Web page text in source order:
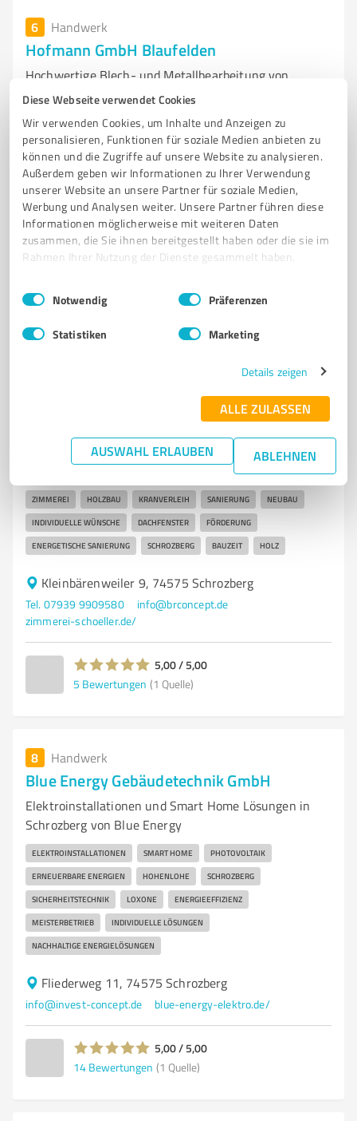
Diese Webseite verwendet Cookies
Wir verwenden Cookies, um Inhalte und Anzeigen zu
personalisieren, Funktionen für soziale Medien anbieten zu
können und die Zugriffe auf unsere Website zu analysieren.
Außerdem geben wir Informationen zu Ihrer Verwendung
unserer Website an unsere Partner für soziale Medien,
Werbung und Analysen weiter. Unsere Partner führen diese
Informationen möglicherweise mit weiteren Daten
zusammen, die Sie ihnen bereitgestellt haben oder die sie im
Rahmen Ihrer Nutzung der Dienste gesammelt haben.
Impressum Datenschutzbestimmungen
Einwilligungsauswahl
Notwendig Präferenzen
Statistiken Marketing
Details zeigen
ALLE ZULASSEN
AUSWAHL ERLAUBEN ABLEHNEN
6 Handwerk
Hofmann GmbH Blaufelden
Hochwertige Blech- und Metallbearbeitung von
Hofmann GmbH in Blaufelden
METALLBAU BLECHBEARBEITUNG ANLAGENBAU APPARATEBAU
QUALITÄT KONSTRUKTION INNOVATION PRÄZISION
KUNDENSERVICE BLAUFELDEN FACHBETRIEB
METALLVERARBEITUNG
Im Pfandwasen 3, 74572 Blaufelden
Tel. 07953 98890
mail@hofmann-blech.de
4,90 / 5,00
20 Bewertungen (1 Quelle)
Zimmerei Holzbau Kranverleih W. Schöller
Zimmerei Holzbau Kranverleih W. Schöller - Ihr
ZIMMEREI HOLZBAU KRANVERLEIH SANIERUNG NEUBAU
INDIVIDUELLE WÜNSCHE DACHFENSTER FÖRDERUNG
ENERGETISCHE SANIERUNG SCHROZBERG BAUZEIT HOLZ
Kleinbärenweiler 9, 74575 Schrozberg
Tel. 07939 9909580
info@brconcept.de
zimmerei-schoeller.de/
5,00 / 5,00
5 Bewertungen (1 Quelle)
8 Handwerk
Blue Energy Gebäudetechnik GmbH
Elektroinstallationen und Smart Home Lösungen in
Schrozberg von Blue Energy
ELEKTROINSTALLATIONEN SMART HOME PHOTOVOLTAIK
ERNEUERBARE ENERGIEN HOHENLOHE SCHROZBERG
SICHERHEITSTECHNIK LOXONE ENERGIEEFFIZIENZ
MEISTERBETRIEB INDIVIDUELLE LÖSUNGEN
NACHHALTIGE ENERGIELÖSUNGEN
Fliederweg 11, 74575 Schrozberg
info@invest-concept.de blue-energy-elektro.de/
5,00 / 5,00
14 Bewertungen (1 Quelle)